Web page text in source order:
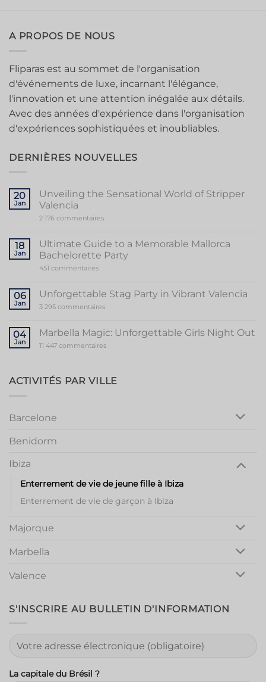
A PROPOS DE NOUS
Fliparas est au sommet de l'organisation
d'événements de luxe, incarnant l'élégance,
l'innovation et une attention inégalée aux détails.
Avec des années d'expérience dans l'organisation
d'expériences sophistiquées et inoubliables.
DERNIÈRES NOUVELLES
20
Jan
Unveiling the Sensational World of Stripper
Valencia
2 176 commentairessur
Sensational
World
of
18
Jan
Ultimate Guide to a Memorable Mallorca
Bachelorette Party
451 commentairessur
to
a
Memorable
Party
06
Jan
Unforgettable Stag Party in Vibrant Valencia
3 295 commentairessur
Party
in
Vibrant
04
Jan
Marbella Magic: Unforgettable Girls Night Out
11 447 commentairessur
Girls
Night
ACTIVITÉS PAR VILLE
Barcelone
Benidorm
Ibiza
Enterrement de vie de jeune fille à Ibiza
Enterrement de vie de garçon à Ibiza
Majorque
Marbella
Valence
S'INSCRIRE AU BULLETIN D'INFORMATION
La capitale du Brésil ?